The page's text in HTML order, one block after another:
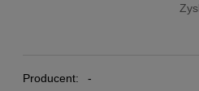
Producent:
-